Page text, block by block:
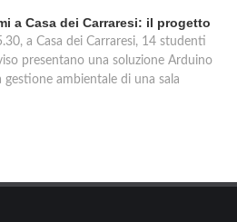
a Casa dei Carraresi: il progetto
a Casa dei Carraresi, 14 studenti
presentano una soluzione Arduino
ambientale di una sala